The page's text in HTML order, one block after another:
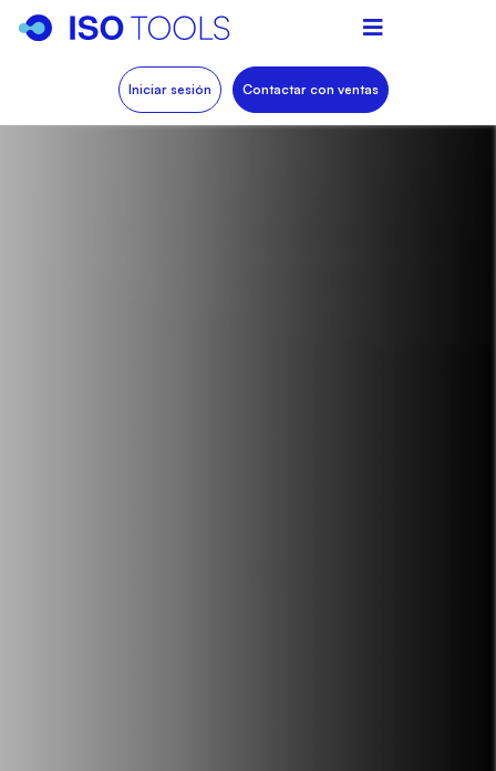
Iniciar sesión Contactar con ventas